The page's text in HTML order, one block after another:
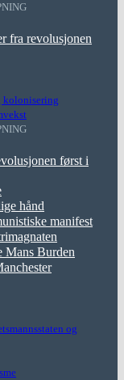
fra revolusjonen
kolonisering
først i
hånd
manifest
Mans Burden
og